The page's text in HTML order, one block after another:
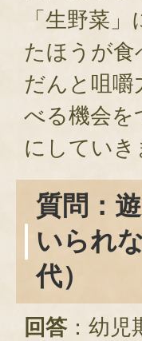
「生野菜
たほうが
だんと咀
べる機会を
にしていき
質問：
いられ
代）
回答：幼児